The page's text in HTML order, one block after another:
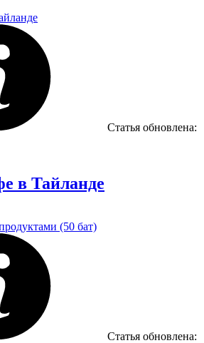
Статья обновлена:
в Тайланде
Статья обновлена: